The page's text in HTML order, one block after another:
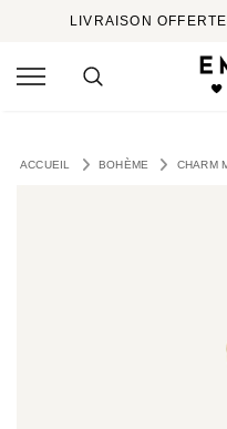
LIVRAISON
ACCUEIL BOHÈME CHARM